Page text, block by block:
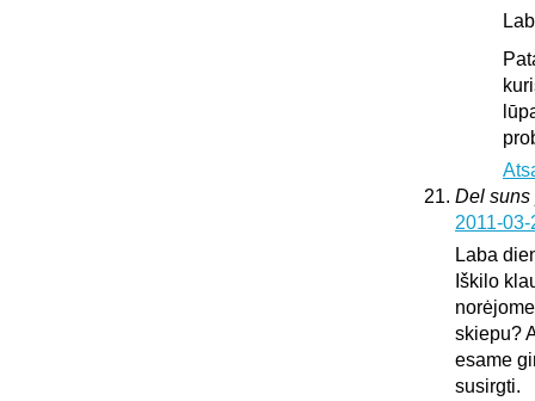
Del suns
2011-
Laba
Iškilo
skiepu?
esame
susirgti.